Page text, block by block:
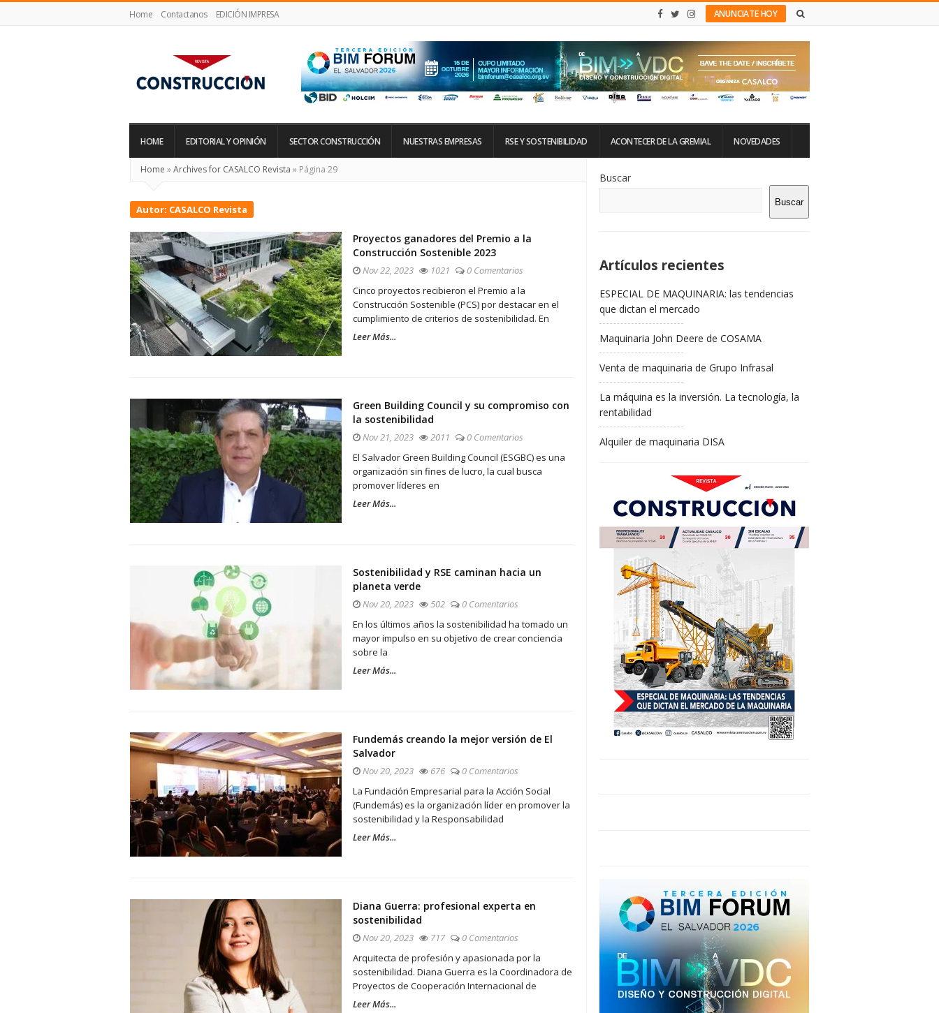
Home Contactanos EDICIÓN IMPRESA ANUNCIATE HOY
Construcción
HOME EDITORIAL Y OPINIÓN SECTOR CONSTRUCCIÓN NUESTRAS EMPRESAS RSE Y SOSTENIBILIDAD ACONTECER DE LA GREMIAL NOVEDADES
Home »Archives for CASALCO Revista » Página 29
Autor: CASALCO Revista
Proyectos ganadores del Premio a la
Construcción Sostenible 2023
Nov 22, 2023 1021
0 Comentarios
Cinco proyectos recibieron el Premio a la
Construcción Sostenible (PCS) por destacar en el
cumplimiento de criterios de sostenibilidad. En
Leer Más...
Green Building Council y su compromiso con
la sostenibilidad
Nov 21, 2023 2011
0 Comentarios
El Salvador Green Building Council (ESGBC) es una
organización sin fines de lucro, la cual busca
promover líderes en
Leer Más...
Sostenibilidad y RSE caminan hacia un
planeta verde
Nov 20, 2023 502
0 Comentarios
En los últimos años la sostenibilidad ha tomado un
mayor impulso en su objetivo de crear conciencia
sobre la
Leer Más...
Fundemás creando la mejor versión de El
Salvador
Nov 20, 2023 676
0 Comentarios
La Fundación Empresarial para la Acción Social
(Fundemás) es la organización líder en promover la
sostenibilidad y la Responsabilidad
Leer Más...
Diana Guerra: profesional experta en
sostenibilidad
Nov 20, 2023 717
0 Comentarios
Arquitecta de profesión y apasionada por la
sostenibilidad. Diana Guerra es la Coordinadora de
Proyectos de Cooperación Internacional de
Leer Más...
De
La
Buscar
Buscar
Artículos recientes
ESPECIAL DE MAQUINARIA: las tendencias
que dictan el mercado
Maquinaria John Deere de COSAMA
Venta de maquinaria de Grupo Infrasal
La máquina es la inversión. La tecnología, la
rentabilidad
Alquiler de maquinaria DISA